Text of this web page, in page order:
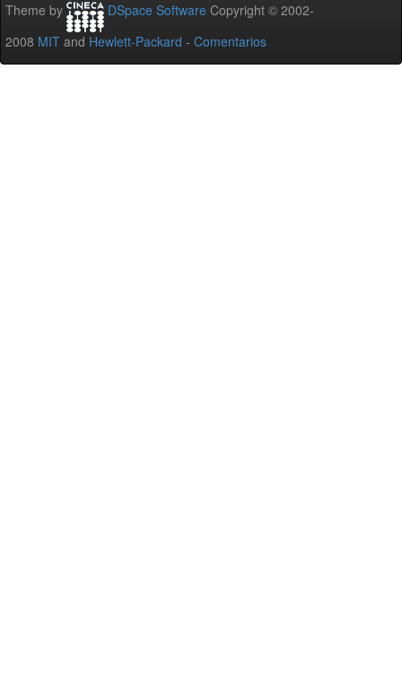
Theme by DSpace Software Copyright © 2002-
2008 MIT and Hewlett-Packard - Comentarios